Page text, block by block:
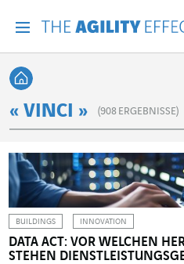
Zurück zur
« VINCI » (908 ERGEBNISSE)
BUILDINGS INNOVATION
DATA ACT: VOR WELCHEN
STEHEN